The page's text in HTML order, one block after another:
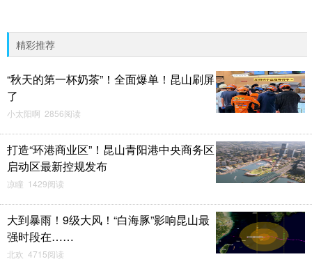
精彩推荐
“秋天的第一杯奶茶”！全面爆单！昆山刷屏
了
小太阳啊 2856阅读
打造“环港商业区”！昆山青阳港中央商务区
启动区最新控规发布
凉瞳 1429阅读
大到暴雨！9级大风！“白海豚”影响昆山最
强时段在……
北欢 4715阅读